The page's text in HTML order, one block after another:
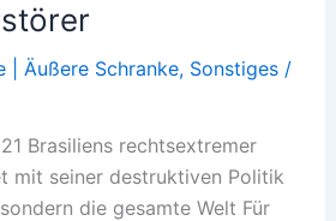
| Äußere Schranke, Sonstiges/
Brasiliens rechtsextremer
mit seiner destruktiven Politik
die gesamte Welt Für